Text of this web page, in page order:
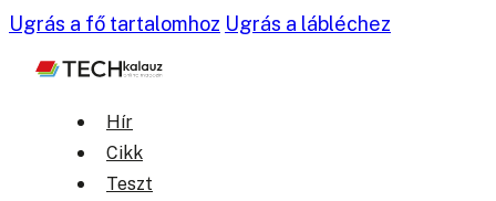
Ugrás a fő tartalomhoz Ugrás a lábléchez
Hír
Cikk
Teszt